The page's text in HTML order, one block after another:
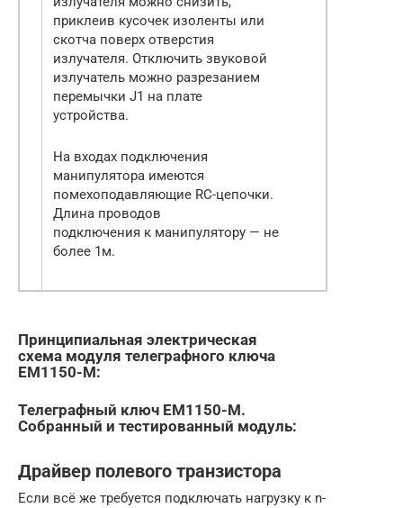
приклеив кусочек изоленты или
скотча поверх отверстия
излучателя. Отключить звуковой
излучатель можно разрезанием
перемычки J1 на плате
устройства.
На входах подключения
манипулятора имеются
помехоподавляющие RC-цепочки.
Длина проводов
подключения к манипулятору — не
более 1м.
Принципиальная электрическая
схема модуля телеграфного ключа
EM1150-M:
Телеграфный ключ EM1150-M.
Собранный и тестированный модуль:
Драйвер полевого транзистора
Если всё же требуется подключать нагрузку к n-